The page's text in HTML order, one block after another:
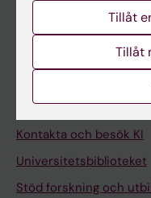
Medarbetare
Kontakta och besök KI
Universitetsbiblioteket
Stöd forskning och
Tillåt
Tillåt